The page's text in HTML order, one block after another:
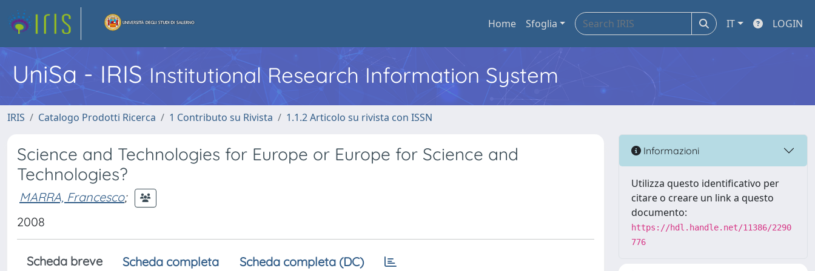
Home Sfoglia IT LOGIN
UniSa - IRIS Institutional Research Information System
IRIS Catalogo Prodotti Ricerca 1 Contributo su Rivista 1.1.2 Articolo su rivista con ISSN
Science and Technologies for Europe or Europe for Science and
Technologies?
MARRA, Francesco;
2008
Scheda breve Scheda completa Scheda completa (DC)
Informazioni
Utilizza questo identificativo per
citare o creare un link a questo
documento:
https://hdl.handle.net/11386/2290
776